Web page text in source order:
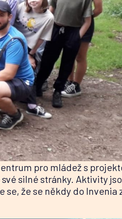
pro mládež s
silné stránky. Aktivity
že se někdy do Invenia